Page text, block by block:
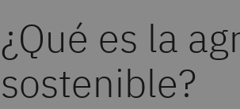
¿Qué es la
sostenible?